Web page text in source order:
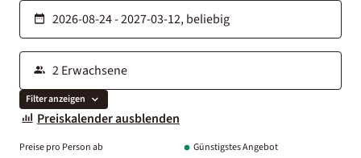
Filter anzeigen
Preiskalender ausblenden
Preise pro Person ab Günstigstes Angebot